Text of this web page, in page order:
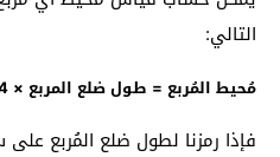
التالي:
مُحيط المُربع = طول ضلع المربع × 4